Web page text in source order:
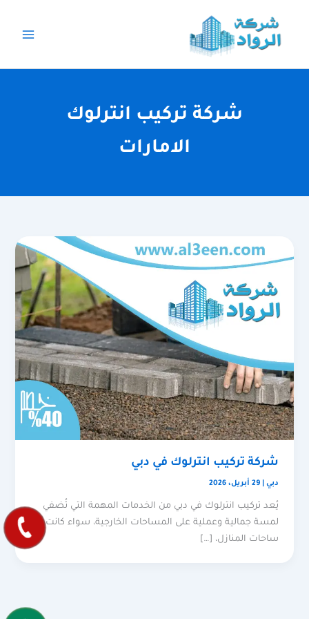
المحتوى
شركة تركيب انترلوك
الامارات
شركة تركيب انترلوك في دبي
دبي |29 أبريل، 2026
يُعد تركيب انترلوك في دبي من الخدمات المهمة التي تُضفي
لمسة جمالية وعملية على المساحات الخارجية، سواء كانت
ساحات المنازل، […]